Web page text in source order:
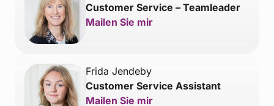
Customer Service – Teamleader
Mailen Sie mir
Frida Jendeby
Customer Service Assistant
Mailen Sie mir